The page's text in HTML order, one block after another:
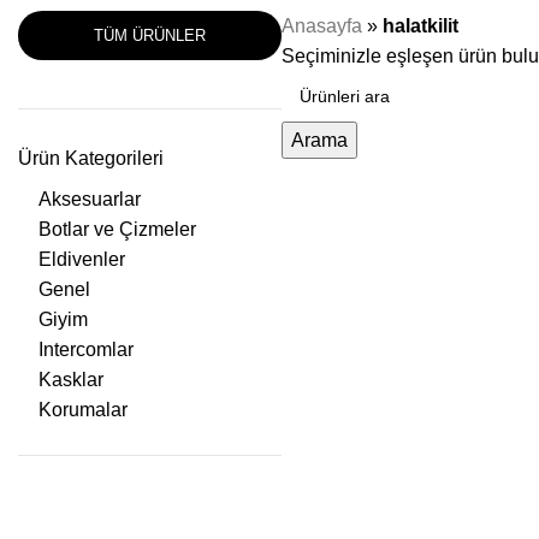
TÜM ÜRÜNLER
Ürün Kategorileri
Aksesuarlar
Botlar ve Çizmeler
Eldivenler
Genel
Giyim
Intercomlar
Kasklar
Korumalar
Anasayfa » halatkilit
Seçiminizle eşleşen ürün
Arama